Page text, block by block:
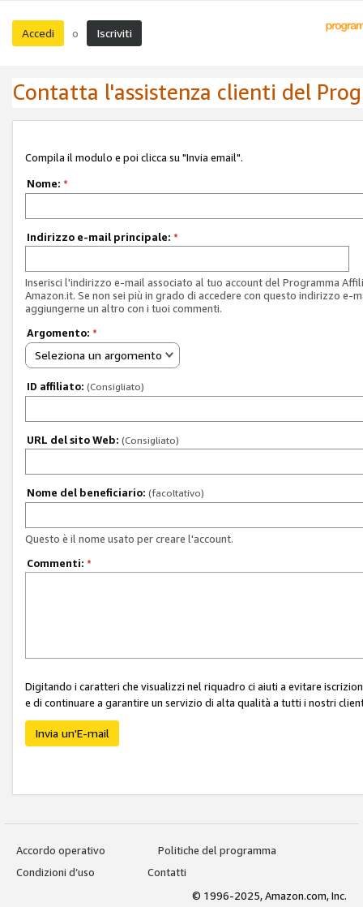
Accedi o Iscriviti
Contatta l'assistenza clienti del
Compila il modulo e poi clicca su "Invia email".
Nome: *
Indirizzo e-mail principale: *
Inserisci l'indirizzo e-mail associato al tuo account del Programma
Amazon.it. Se non sei più in grado di accedere con questo indirizzo e-
aggiungerne un altro con i tuoi commenti.
Argomento: *
Seleziona un argomento
ID affiliato: (Consigliato)
URL del sito Web: (Consigliato)
Nome del beneficiario: (facoltativo)
Questo è il nome usato per creare l'account.
Commenti: *
Digitando i caratteri che visualizzi nel riquadro ci aiuti a evitare
e di continuare a garantire un servizio di alta qualità a tutti i nostri
Invia un'E-mail
Accordo operativo
Politiche del programma
Condizioni d’uso
Contatti
© 1996-2025, Amazon.com, Inc.